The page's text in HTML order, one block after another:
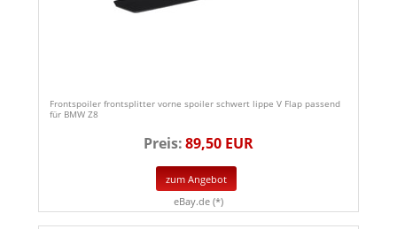
Frontspoiler frontsplitter vorne spoiler schwert lippe V Flap passend
für BMW Z8
Preis:89,50 EUR
zum Angebot
eBay.de (*)